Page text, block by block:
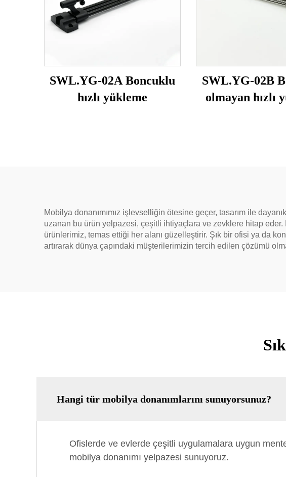
SWL.YG-02A Boncuklu
hızlı yükleme
SWL.YG-02B
olmayan hızlı
Mobilya donanımımız işlevselliğin ötesine geçer, tasarım ile
uzanan bu ürün yelpazesi, çeşitli ihtiyaçlara ve zevklere hitap
ürünlerimiz, temas ettiği her alanı güzelleştirir. Şık bir ofisi ya da
artırarak dünya çapındaki müşterilerimizin tercih edilen çözümü
Hangi tür mobilya donanımlarını sunuyorsunuz?
Ofislerde ve evlerde çeşitli uygulamalara uygun
mobilya donanımı yelpazesi sunuyoruz.